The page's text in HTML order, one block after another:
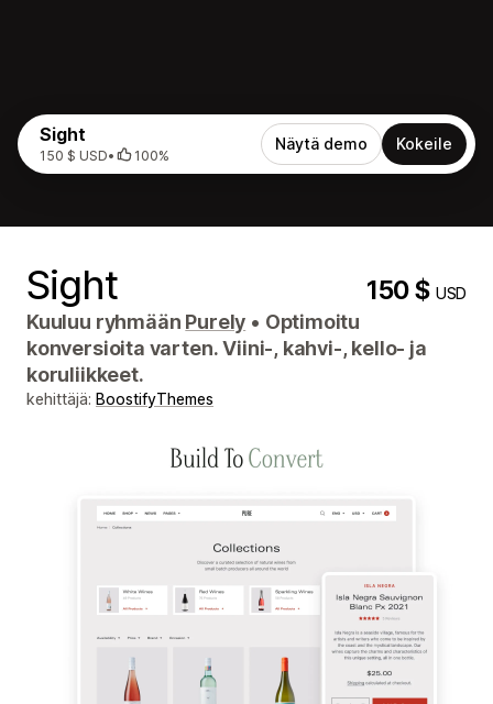
Sight
150 $ USD• 100%
Näytä demo Kokeile
Sight 150 $USD
Kuuluu ryhmään Purely • Optimoitu
konversioita varten. Viini-, kahvi-, kello- ja
koruliikkeet.
kehittäjä: BoostifyThemes